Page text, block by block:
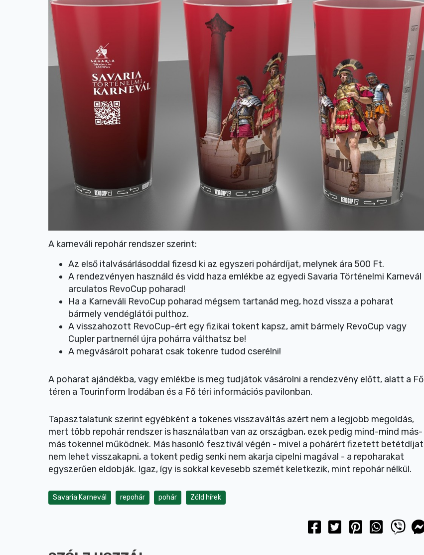
A karneváli repohár rendszer szerint:
Az első italvásárlásoddal fizesd ki az egyszeri pohárdíjat, melynek ára 500 Ft.
A rendezvényen használd és vidd haza emlékbe az egyedi Savaria Történelmi Karnevál
arculatos RevoCup poharad!
Ha a Karneváli RevoCup poharad mégsem tartanád meg, hozd vissza a poharat
bármely vendéglátói pulthoz.
A visszahozott RevoCup-ért egy fizikai tokent kapsz, amit bármely RevoCup vagy
Cupler partnernél újra pohárra válthatsz be!
A megvásárolt poharat csak tokenre tudod cserélni!
A poharat ajándékba, vagy emlékbe is meg tudjátok vásárolni a rendezvény előtt, alatt a Fő
téren a Tourinform Irodában és a Fő téri információs pavilonban.
Tapasztalatunk szerint egyébként a tokenes visszaváltás azért nem a legjobb megoldás,
mert több repohár rendszer is használatban van az országban, ezek pedig mind-mind más-
más tokennel működnek. Más hasonló fesztivál végén - mivel a pohárért fizetett betétdíjat
nem lehet visszakapni, a tokent pedig senki nem akarja cipelni magával - a repoharakat
egyszerűen eldobják. Igaz, így is sokkal kevesebb szemét keletkezik, mint repohár nélkül.
Savaria Karnevál repohár pohár Zöld hírek